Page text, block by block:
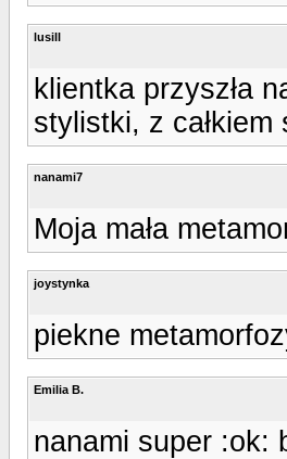
lusill
klientka przyszła
stylistki, z
nanami7
Moja mała
joystynka
piekne
Emilia B.
nanami super :ok: